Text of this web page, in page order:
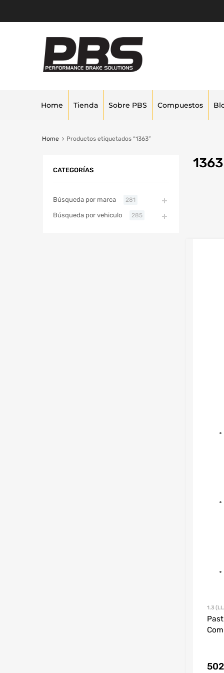
Home Tienda Sobre PBS Compuestos
Home Productos etiquetados “1363”
1363
1.3
CATEGORÍAS
Búsqueda por marca 281
Búsqueda por vehiculo 285